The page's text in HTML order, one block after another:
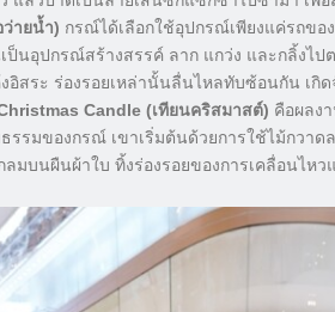
ายน้ำ) กรณ์ได้เลือกใช้อุปกรณ์เพียงแค่รถขอ
ป็นอุปกรณ์สร้างสรรค์ ลาก แกว่ง และกลิ้งไ
สระ ร่องรอยเหล่านั้นลื่นไหลทับซ้อนกัน เกิด
Candle (เทียนคริสมาสต์) คือผลง
รมของกรณ์ เขาเริ่มต้นด้วยการใช้ไม้กวา
มบนผืนผ้าใบ ทิ้งร่องรอยของการเคลื่อนไห